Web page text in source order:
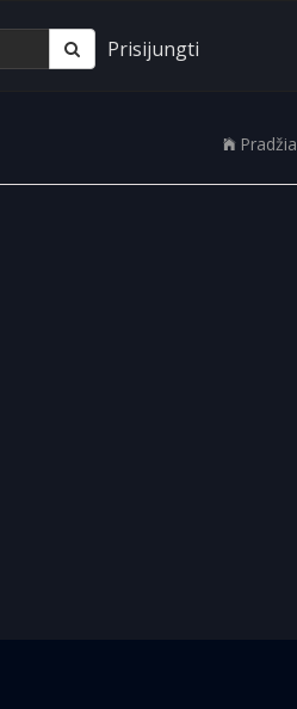
Prisijungti
Pradžia